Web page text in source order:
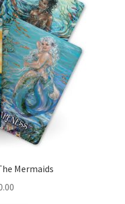
Mermaids